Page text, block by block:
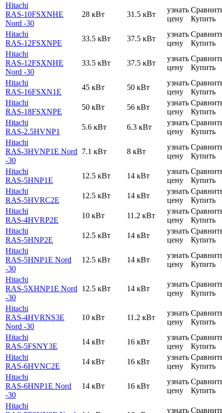
Hitachi
RAS-10FSXNHE
Nord -30
28 кВт 31.5 кВт
узнать
цену
Купить
Hitachi
RAS-12FSXNPE
33.5 кВт 37.5 кВт
узнать
цену
Купить
Hitachi
RAS-12FSXNHE
Nord -30
33.5 кВт 37.5 кВт
узнать
цену
Купить
Hitachi
RAS-16FSXN1E
45 кВт 50 кВт
узнать
цену
Купить
Hitachi
RAS-18FSXNPE
50 кВт 56 кВт
узнать
цену
Купить
Hitachi
RAS-2.5HVNP1
5.6 кВт 6.3 кВт
узнать
цену
Купить
Hitachi
RAS-3HVNP1E Nord
-30
7.1 кВт 8 кВт
узнать
цену
Купить
Hitachi
RAS-5HNP1E
12.5 кВт 14 кВт
узнать
цену
Купить
Hitachi
RAS-5HVRC2E
12.5 кВт 14 кВт
узнать
цену
Купить
Hitachi
RAS-4HVRP2E
10 кВт 11.2 кВт
узнать
цену
Купить
Hitachi
RAS-5HNP2E
12.5 кВт 14 кВт
узнать
цену
Купить
Hitachi
RAS-5HNP1E Nord
-30
12.5 кВт 14 кВт
узнать
цену
Купить
Hitachi
RAS-5XHNP1E Nord
-30
12.5 кВт 14 кВт
узнать
цену
Купить
Hitachi
RAS-4HVRNS3E
Nord -30
10 кВт 11.2 кВт
узнать
цену
Купить
Hitachi
RAS-5FSNY3E
14 кВт 16 кВт
узнать
цену
Купить
Hitachi
RAS-6HVNC2E
14 кВт 16 кВт
узнать
цену
Купить
Hitachi
RAS-6HNP1E Nord
-30
14 кВт 16 кВт
узнать
цену
Купить
Hitachi
узнать